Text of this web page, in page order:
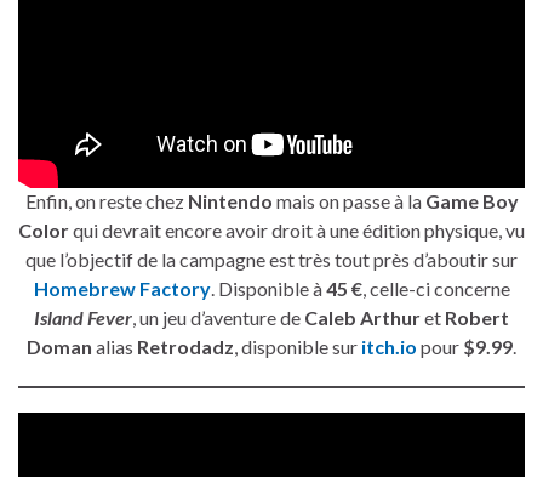
Enfin, on reste chez Nintendo mais on passe à la Game Boy
Colorqui devrait encore avoir droit à une édition physique, vu
que l’objectif de la campagne est très tout près d’aboutir sur
Homebrew Factory. Disponible à45 €, celle-ci concerne
Island Fever, un jeu d’aventure de Caleb Arthuret Robert
Doman alias Retrodadz, disponible sur itch.io pour $9.99.